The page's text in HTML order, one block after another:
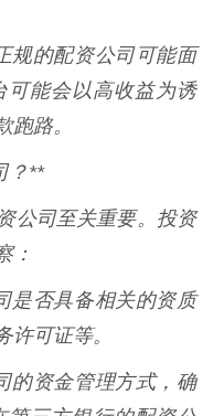
规的配资公司可能面
可能会以高收益为诱
路。
？**
公司至关重要。投资
：
是否具备相关的资质
可证等。
的资金管理方式，确